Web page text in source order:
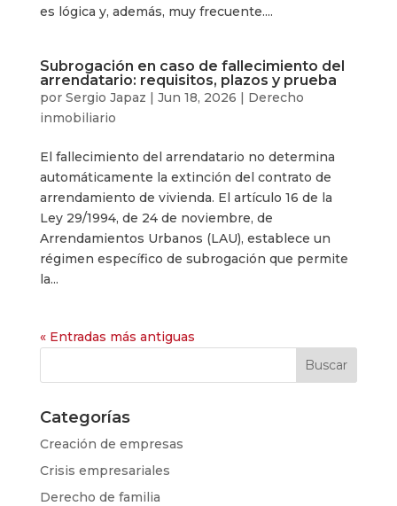
es lógica y, además, muy frecuente....
Subrogación en caso de fallecimiento del
arrendatario: requisitos, plazos y prueba
por Sergio Japaz | Jun 18, 2026 | Derecho
inmobiliario
El fallecimiento del arrendatario no determina
automáticamente la extinción del contrato de
arrendamiento de vivienda. El artículo 16 de la
Ley 29/1994, de 24 de noviembre, de
Arrendamientos Urbanos (LAU), establece un
régimen específico de subrogación que permite
la...
« Entradas más antiguas
Categorías
Creación de empresas
Crisis empresariales
Derecho de familia